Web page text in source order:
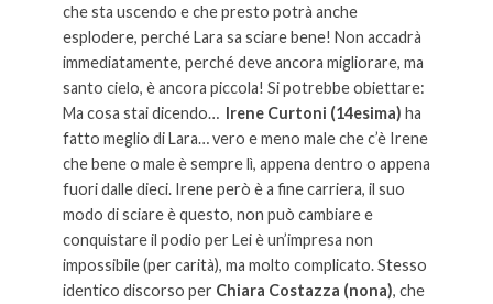
che sta uscendo e che presto potrà anche
esplodere, perché Lara sa sciare bene! Non accadrà
immediatamente, perché deve ancora migliorare, ma
santo cielo, è ancora piccola! Si potrebbe obiettare:
Ma cosa stai dicendo… Irene Curtoni (14esima) ha
fatto meglio di Lara… vero e meno male che c’è Irene
che bene o male è sempre lì, appena dentro o appena
fuori dalle dieci. Irene però è a fine carriera, il suo
modo di sciare è questo, non può cambiare e
conquistare il podio per Lei è un’impresa non
impossibile (per carità), ma molto complicato. Stesso
identico discorso per Chiara Costazza (nona), che